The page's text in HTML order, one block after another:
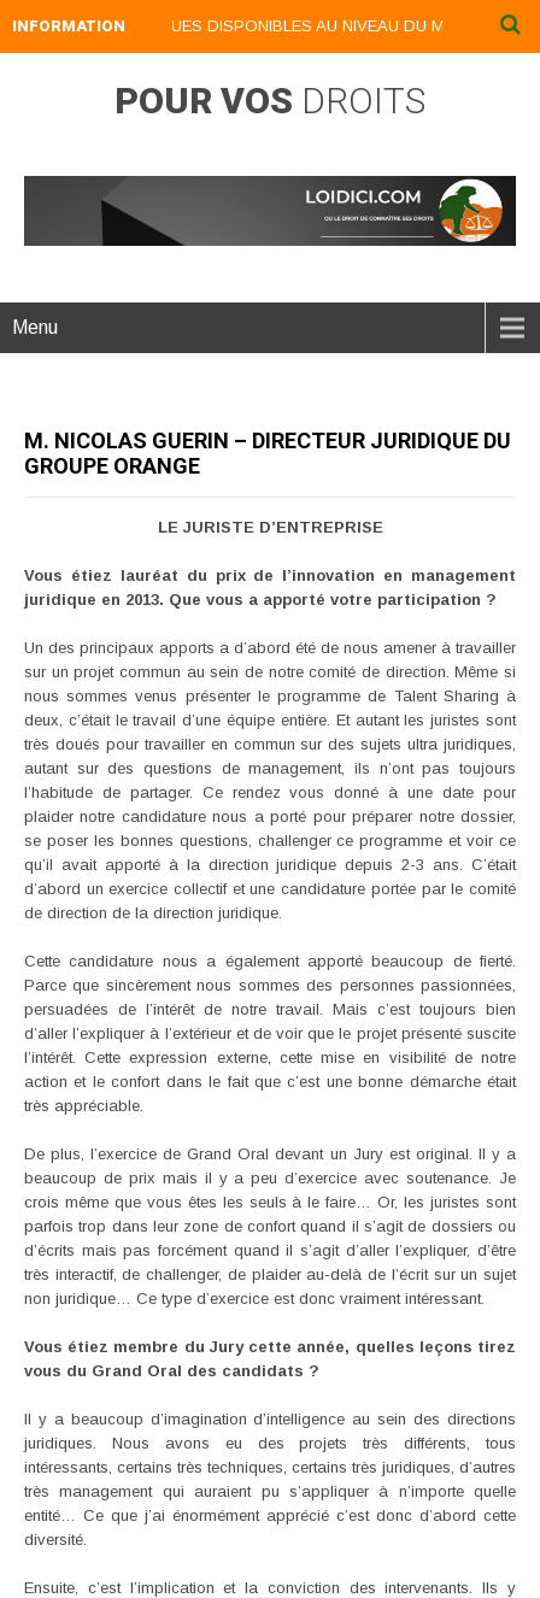
INFORMATION
NUMERIQUES DISPONIBLES AU NIVEAU DU MENU ...NOS
POUR VOS DROITS
Menu
M. NICOLAS GUERIN – DIRECTEUR JURIDIQUE DU
GROUPE ORANGE
LE JURISTE D’ENTREPRISE
Vous étiez lauréat du prix de l’innovation en management
juridique en 2013. Que vous a apporté votre participation ?
Un des principaux apports a d’abord été de nous amener à travailler
sur un projet commun au sein de notre comité de direction. Même si
nous sommes venus présenter le programme de Talent Sharing à
deux, c’était le travail d’une équipe entière. Et autant les juristes sont
très doués pour travailler en commun sur des sujets ultra juridiques,
autant sur des questions de management, ils n’ont pas toujours
l’habitude de partager. Ce rendez vous donné à une date pour
plaider notre candidature nous a porté pour préparer notre dossier,
se poser les bonnes questions, challenger ce programme et voir ce
qu’il avait apporté à la direction juridique depuis 2-3 ans. C’était
d’abord un exercice collectif et une candidature portée par le comité
de direction de la direction juridique.
Cette candidature nous a également apporté beaucoup de fierté.
Parce que sincèrement nous sommes des personnes passionnées,
persuadées de l’intérêt de notre travail. Mais c’est toujours bien
d’aller l’expliquer à l’extérieur et de voir que le projet présenté suscite
l’intérêt. Cette expression externe, cette mise en visibilité de notre
action et le confort dans le fait que c’est une bonne démarche était
très appréciable.
De plus, l’exercice de Grand Oral devant un Jury est original. Il y a
beaucoup de prix mais il y a peu d’exercice avec soutenance. Je
crois même que vous êtes les seuls à le faire… Or, les juristes sont
parfois trop dans leur zone de confort quand il s’agit de dossiers ou
d’écrits mais pas forcément quand il s’agit d’aller l’expliquer, d’être
très interactif, de challenger, de plaider au-delà de l’écrit sur un sujet
non juridique… Ce type d’exercice est donc vraiment intéressant.
Vous étiez membre du Jury cette année, quelles leçons tirez
vous du Grand Oral des candidats ?
Il y a beaucoup d’imagination d’intelligence au sein des directions
juridiques. Nous avons eu des projets très différents, tous
intéressants, certains très techniques, certains très juridiques, d’autres
très management qui auraient pu s’appliquer à n’importe quelle
entité… Ce que j’ai énormément apprécié c’est donc d’abord cette
diversité.
Ensuite, c’est l’implication et la conviction des intervenants. Ils y